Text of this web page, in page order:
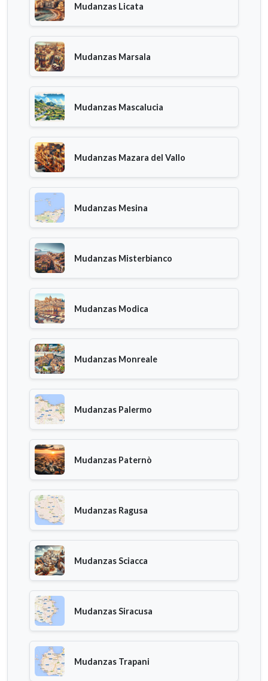
Mudanzas Licata
Mudanzas Marsala
Mudanzas Mascalucia
Mudanzas Mazara del Vallo
Mudanzas Mesina
Mudanzas Misterbianco
Mudanzas Modica
Mudanzas Monreale
Mudanzas Palermo
Mudanzas Paternò
Mudanzas Ragusa
Mudanzas Sciacca
Mudanzas Siracusa
Mudanzas Trapani